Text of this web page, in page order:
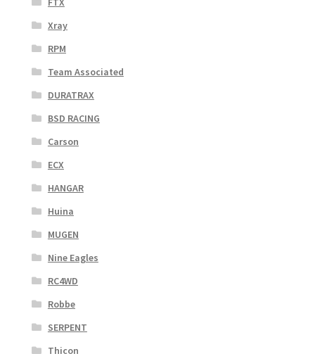
Xray
RPM
Team Associated
DURATRAX
BSD RACING
Carson
ECX
HANGAR
Huina
MUGEN
Nine Eagles
RC4WD
Robbe
SERPENT
Thicon